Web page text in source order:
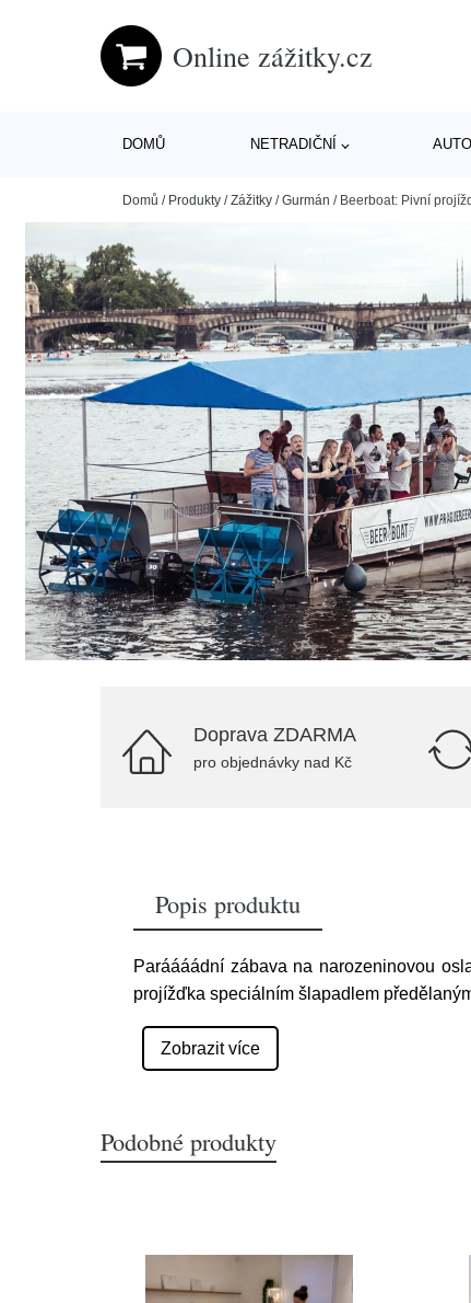
Online zážitky.cz
DOMŮ NETRADIČNÍ
Domů / Produkty /Zážitky /Gurmán / Beerboat: Pivní
Doprava ZDARMA
pro objednávky nad Kč
Popis produktu
Paráááádní zábava na narozeninovou
projížďka speciálním šlapadlem
Zobrazit více
Podobné produkty